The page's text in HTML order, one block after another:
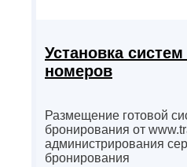
Установка
номеров
Размещение готовой
бронирования от
администрирования
бронирования